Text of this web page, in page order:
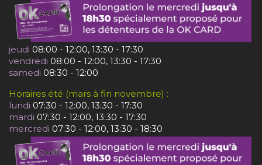
jeudi 08:00 - 12:00, 13:30 - 17:30
vendredi 08:00 - 12:00, 13:30 - 17:30
samedi 08:30 - 12:00
Horaires été (mars à fin novembre) :
lundi 07:30 - 12:00, 13:30 - 17:30
mardi 07:30 - 12:00, 13:30 - 17:30
mercredi 07:30 - 12:00, 13:30 - 18:30